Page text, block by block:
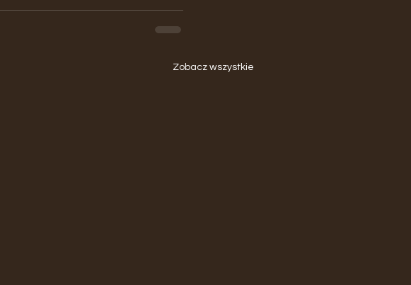
Zobacz wszystkie